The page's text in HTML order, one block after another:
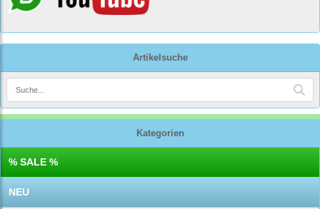
Artikelsuche
Kategorien
% SALE %
NEU